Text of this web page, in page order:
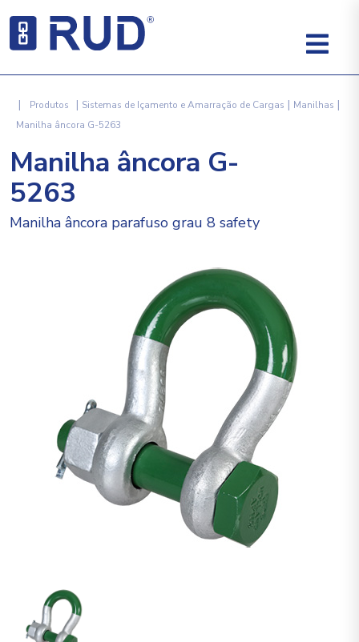
| Produtos | Sistemas de Içamento e Amarração de Cargas | Manilhas |
Manilha âncora G-5263
Manilha âncora G-
5263
Manilha âncora parafuso grau 8 safety